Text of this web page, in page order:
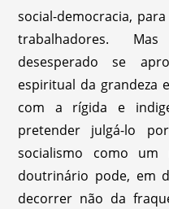
social-democracia,
trabalhadores.
desesperado se
espiritual da grandeza
com a rígida e
pretender julgá-lo
socialismo como
doutrinário pode, em
decorrer não da